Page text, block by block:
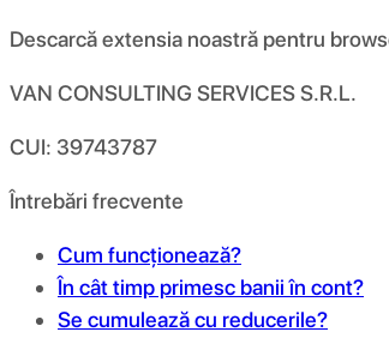
Descarcă extensia noastră pentru
VAN CONSULTING SERVICES S.R.L.
CUI: 39743787
Întrebări frecvente
Cum funcționează?
În cât timp primesc banii în cont?
Se cumulează cu reducerile?